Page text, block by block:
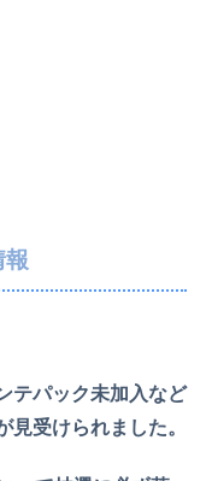
報
テパック未加入など
見受けられました。